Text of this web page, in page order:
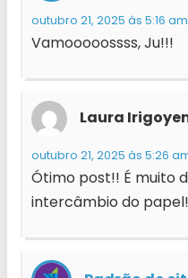
outubro 21, 2025 às 5:16 am
Vamooooossss, Ju!!!
Laura
outubro 21, 2025 às 5:26
Ótimo post!! É muito
intercâmbio do